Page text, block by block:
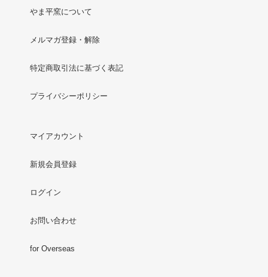
やま平窯について
メルマガ登録・解除
特定商取引法に基づく表記
プライバシーポリシー
マイアカウント
新規会員登録
ログイン
お問い合わせ
for Overseas